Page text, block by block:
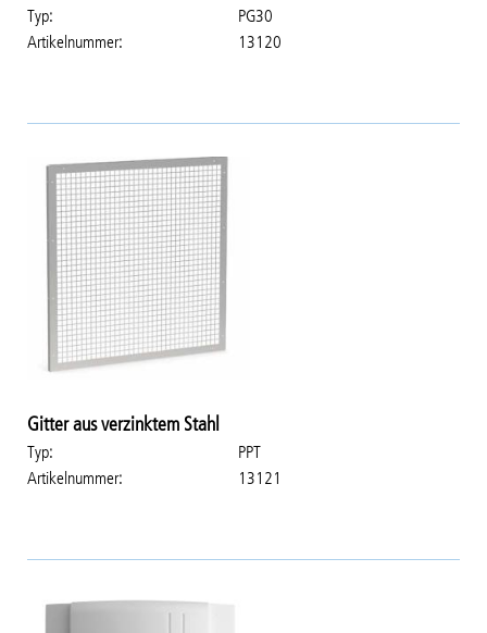
Typ
PG30
Artikelnummer
13120
Gitter aus verzinktem Stahl
Typ
PPT
Artikelnummer
13121